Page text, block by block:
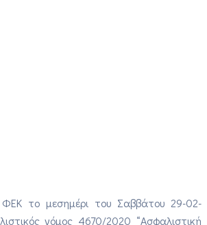
ΦΕΚ το μεσημέρι του Σαββάτου 29-02-
νόμος 4670/2020 “Ασφαλιστική